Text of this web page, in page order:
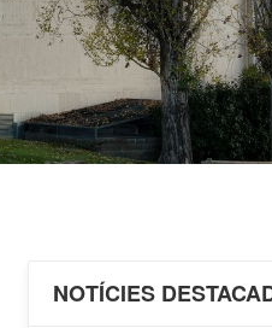
NOTÍCIES